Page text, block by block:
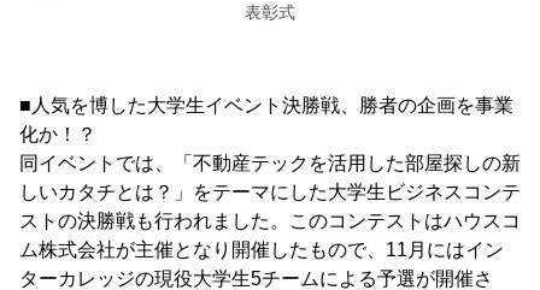
表彰式
■人気を博した大学生イベント決勝戦、勝者の企画を事業
化か！？
同イベントでは、「不動産テックを活用した部屋探しの新
しいカタチとは？」をテーマにした大学生ビジネスコンテ
ストの決勝戦も行われました。このコンテストはハウスコ
ム株式会社が主催となり開催したもので、11月にはイン
ターカレッジの現役大学生5チームによる予選が開催さ